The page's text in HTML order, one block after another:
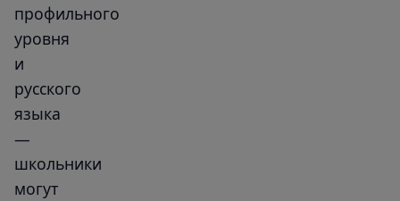
профильного
уровня
и
русского
языка
—
школьники
могут